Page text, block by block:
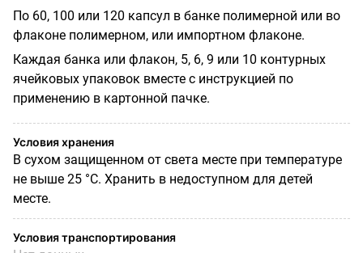
По 60, 100 или 120 капсул в банке полимерной или во
флаконе полимерном, или импортном флаконе.
Каждая банка или флакон, 5, 6, 9 или 10 контурных
ячейковых упаковок вместе с инструкцией по
применению в картонной пачке.
Условия хранения
В сухом защищенном от света месте при температуре
не выше 25 °С. Хранить в недоступном для детей
месте.
Условия транспортирования